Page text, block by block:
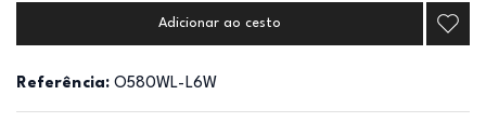
Adicionar ao cesto
Referência: O580WL-L6W